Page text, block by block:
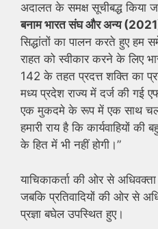
अदालत के समक्ष सूचीबद्ध किया
बनाम भारत संघ और अन्य
सिद्धांतों का पालन करते हुए हम
राहत को स्वीकार करने के लिए
142 के तहत प्रदत्त शक्ति का
मध्य प्रदेश राज्य में दर्ज की
एक मुकदमे के रूप में एक साथ
हमारी राय है कि कार्यवाहियों
के हित में भी नहीं होगी।”
याचिकाकर्ता की ओर से
जबकि प्रतिवादियों की ओर से
प्रज्ञा बघेल उपस्थित हुए।